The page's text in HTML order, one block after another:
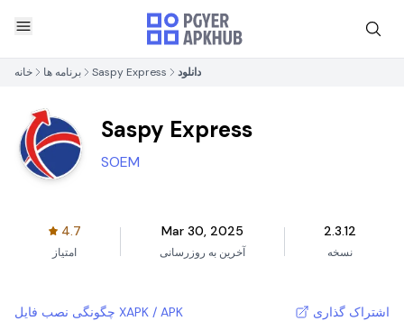
خانه برنامه ها Saspy Express دانلود
Saspy Express
SOEM
4.7
امتیاز
Mar 30, 2025
آخرین به روزرسانی
2.3.12
نسخه
چگونگی نصب فایل XAPK / APK اشتراک گذاری